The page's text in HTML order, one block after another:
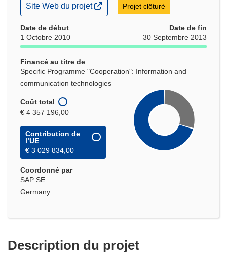
(s’ouvre
dans
nouvelle
fenêtre)
Site Web du projet Projet clôturé
Date de début
1 Octobre 2010
Date de fin
30 Septembre 2013
Financé au titre de
Specific Programme "Cooperation": Information and
communication technologies
Coût total
€ 4 357 196,00
Contribution de
l’UE
€ 3 029 834,00
Coordonné par
SAP SE
Germany
Description du projet